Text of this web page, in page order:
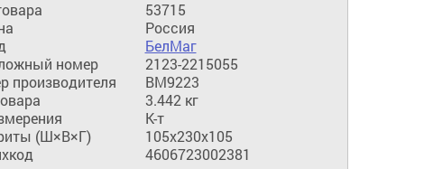
53715
Россия
БелМаг
номер
2123-2215055
производителя
BM9223
3.442 кг
К-т
(Ш×В×Г)
105x230x105
4606723002381